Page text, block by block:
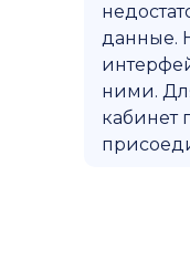
данные.
ними.
кабинет